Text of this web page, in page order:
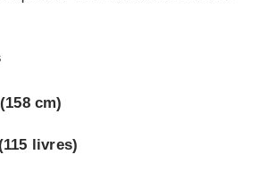
158 cm)
livres)